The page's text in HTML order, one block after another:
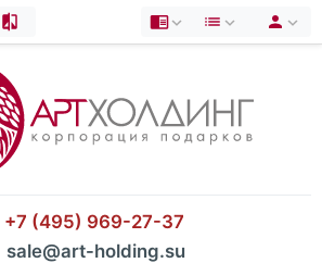
⠀+7 (495) 969-27-37
⠀sale@art-holding.su